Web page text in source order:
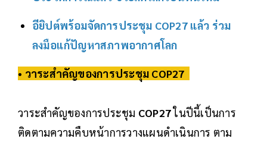
อียิปต์พร้อมจัดการประชุม COP27 แล้ว ร่วม
ลงมือแก้ปัญหาสภาพอากาศโลก
• วาระสำคัญของการประชุม COP27
วาระสำคัญของการประชุม COP27ในปีนี้เป็นการ
ติดตามความคืบหน้าการวางแผนดำเนินการ ตาม